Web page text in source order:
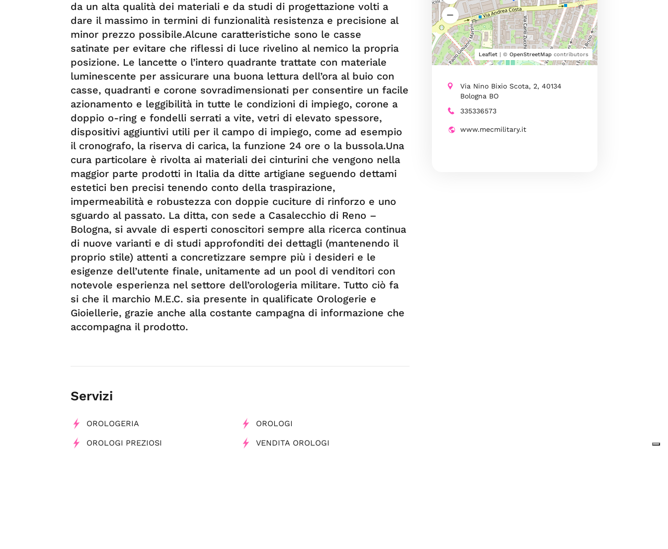
da un alta qualità dei materiali e da studi di progettazione volti a
dare il massimo in termini di funzionalità resistenza e precisione al
minor prezzo possibile.Alcune caratteristiche sono le casse
satinate per evitare che riflessi di luce rivelino al nemico la propria
posizione. Le lancette o l’intero quadrante trattate con materiale
luminescente per assicurare una buona lettura dell’ora al buio con
casse, quadranti e corone sovradimensionati per consentire un facile
azionamento e leggibilità in tutte le condizioni di impiego, corone a
doppio o-ring e fondelli serrati a vite, vetri di elevato spessore,
dispositivi aggiuntivi utili per il campo di impiego, come ad esempio
il cronografo, la riserva di carica, la funzione 24 ore o la bussola.Una
cura particolare è rivolta ai materiali dei cinturini che vengono nella
maggior parte prodotti in Italia da ditte artigiane seguendo dettami
estetici ben precisi tenendo conto della traspirazione,
impermeabilità e robustezza con doppie cuciture di rinforzo e uno
sguardo al passato. La ditta, con sede a Casalecchio di Reno –
Bologna, si avvale di esperti conoscitori sempre alla ricerca continua
di nuove varianti e di studi approfonditi dei dettagli (mantenendo il
proprio stile) attenti a concretizzare sempre più i desideri e le
esigenze dell’utente finale, unitamente ad un pool di venditori con
notevole esperienza nel settore dell’orologeria militare. Tutto ciò fa
si che il marchio M.E.C. sia presente in qualificate Orologerie e
Gioiellerie, grazie anche alla costante campagna di informazione che
accompagna il prodotto.
Servizi
OROLOGERIA OROLOGI
OROLOGI PREZIOSI VENDITA OROLOGI
Leaflet| © OpenStreetMapcontributors
Via Nino Bixio Scota, 2, 40134
Bologna BO
335336573
www.mecmilitary.it